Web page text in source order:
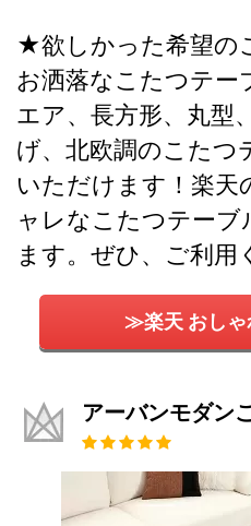
★欲しかった希望の
お洒落なこたつテー
エア、長方形、丸型
げ、北欧調のこたつ
いただけます！楽天
ャレなこたつテーブ
ます。ぜひ、ご利用
≫楽天 おしゃ
アーバンモダン